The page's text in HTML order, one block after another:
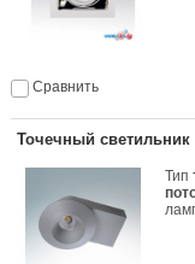
Сравнить
Точечный светильник
Тип